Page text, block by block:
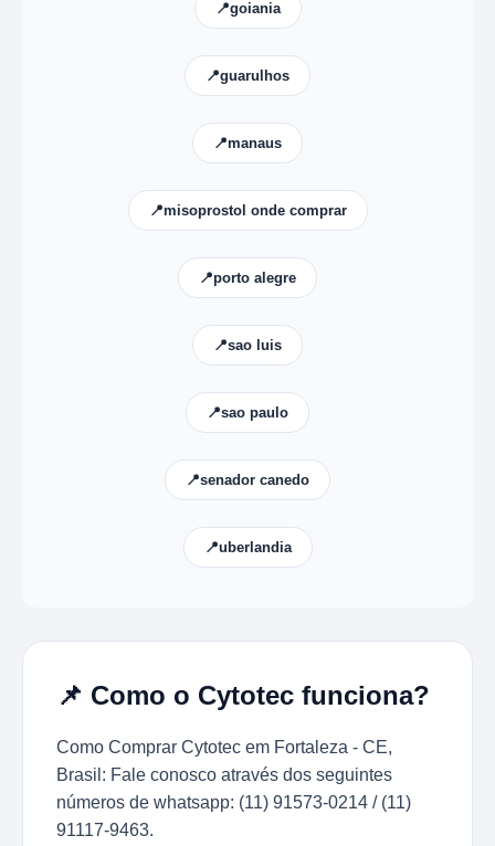
📍goiania
📍guarulhos
📍manaus
📍misoprostol onde comprar
📍porto alegre
📍sao luis
📍sao paulo
📍senador canedo
📍uberlandia
📌 Como o Cytotec funciona?
Como Comprar Cytotec em Fortaleza - CE,
Brasil: Fale conosco através dos seguintes
números de whatsapp: (11) 91573-0214 / (11)
91117-9463.